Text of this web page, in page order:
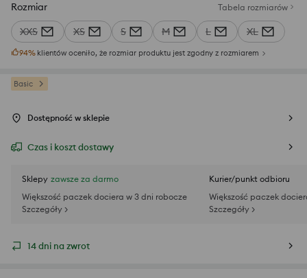
Rozmiar Tabela rozmiarów
XXS XS S M L XL
94% klientów oceniło, że rozmiar produktu jest zgodny z rozmiarem
Basic
Dostępność w sklepie
Czas i koszt dostawy
Sklepy zawsze za darmo
Większość paczek dociera w 3 dni robocze
Szczegóły >
Kurier/punkt odbioru
Większość paczek
Szczegóły >
14 dni na zwrot